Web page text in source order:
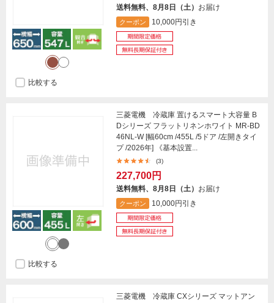
送料無料、8月8日（土） お届け
クーポン 10,000円引き
比較する
三菱電機 冷蔵庫 置けるスマート大容量 B
Dシリーズ フラットリネンホワイト MR-BD
46NL-W [幅60cm /455L /5ドア /左開きタイ
プ /2026年] 《基本設置...
(3)
227,700円
送料無料、8月8日（土） お届け
クーポン 10,000円引き
比較する
三菱電機 冷蔵庫 CXシリーズ マットアン